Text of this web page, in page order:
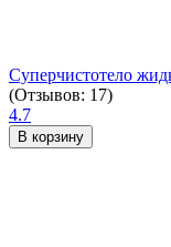
Суперчистотело
(Отзывов: 17)
4.7
В корзину